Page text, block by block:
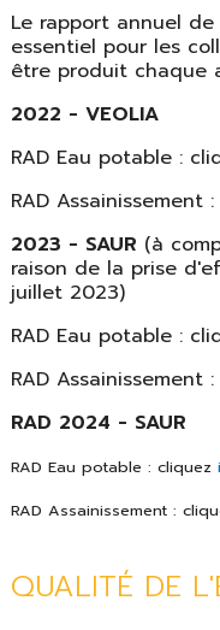
Le rapport annuel
essentiel pour les
être produit chaque
2022 - VEOLIA
RAD Eau potable :
RAD Assainissement
2023 - SAUR (à
raison de la prise
juillet 2023)
RAD Eau potable :
RAD Assainissement
RAD 2024 - SAUR
RAD Eau potable : cliquez
RAD Assainissement :
QUALITÉ DE